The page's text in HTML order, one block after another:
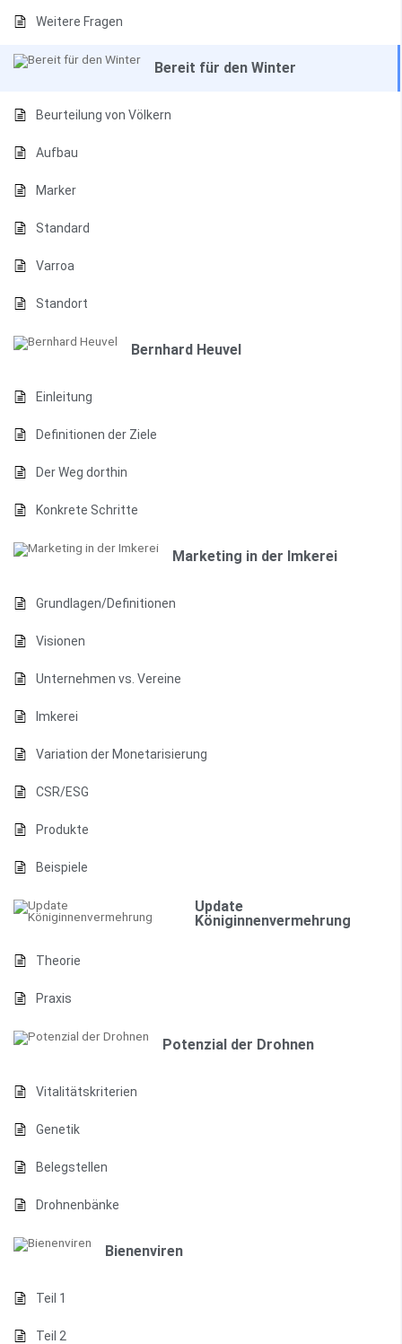
Weitere Fragen
Bereit für den Winter
Beurteilung von Völkern
Aufbau
Marker
Standard
Varroa
Standort
Bernhard Heuvel
Einleitung
Definitionen der Ziele
Der Weg dorthin
Konkrete Schritte
Marketing in der Imkerei
Grundlagen/Definitionen
Visionen
Unternehmen vs. Vereine
Imkerei
Variation der Monetarisierung
CSR/ESG
Produkte
Beispiele
Update
Königinnenvermehrung
Theorie
Praxis
Potenzial der Drohnen
Vitalitätskriterien
Genetik
Belegstellen
Drohnenbänke
Bienenviren
Teil 1
Teil 2